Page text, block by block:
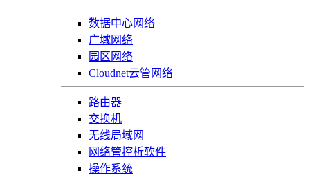
数据中心网络
广域网络
园区网络
Cloudnet云管网络
路由器
交换机
无线局域网
网络管控析软件
操作系统